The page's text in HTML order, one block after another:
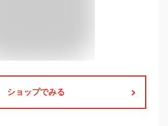
ショップでみる